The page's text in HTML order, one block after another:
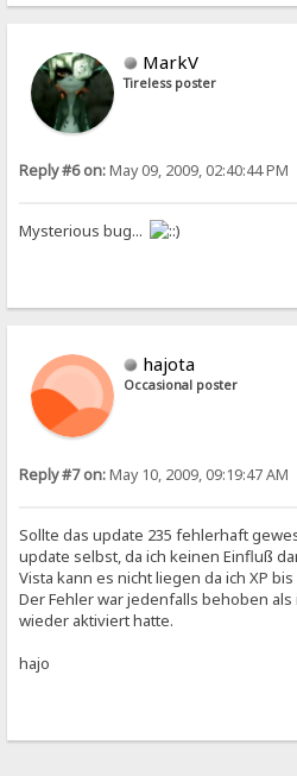
MarkV
Tireless poster
Reply #6 on:May 09, 2009, 02:40:44 PM
Mysterious bug...
hajota
Occasional poster
Reply #7 on:May 10, 2009, 09:19:47 AM
Sollte das update 235 fehlerhaft
update selbst, da ich keinen Einfluß
Vista kann es nicht liegen da ich XP
Der Fehler war jedenfalls behoben
wieder aktiviert hatte.
hajo